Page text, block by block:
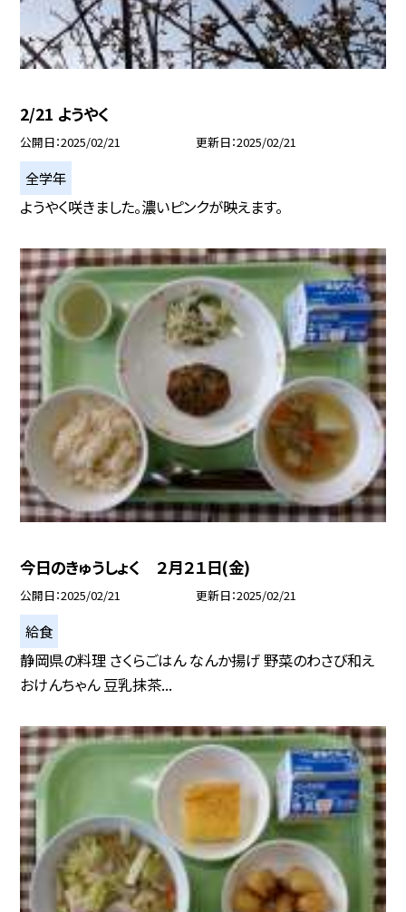
2/21 ようやく
公開日 2025/02/21 更新日 2025/02/21
全学年
ようやく咲きました。濃いピンクが映えます。
今日のきゅうしょく ２月２１日(金)
公開日 2025/02/21 更新日 2025/02/21
給食
静岡県の料理 さくらごはん なんか揚げ 野菜のわさび和え
おけんちゃん 豆乳抹茶...